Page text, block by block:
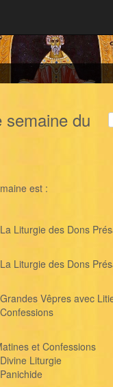
semaine du
est :
Liturgie des Dons
Liturgie des Dons
Vêpres avec
et Confessions
Liturgie